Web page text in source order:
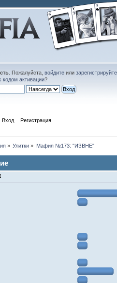
. Пожалуйста, войдитеили
кодом активации?
Вход Регистрация
» Улитки » Мафия №173: "ИЗВНЕ"